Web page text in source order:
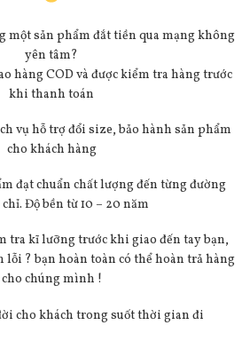
một sản phẩm đắt tiền qua mạng không
yên tâm?
hàng COD và được kiểm tra hàng trước
khi thanh toán
vụ hỗ trợ đổi size, bảo hành sản phẩm
cho khách hàng
đạt chuẩn chất lượng đến từng đường
Độ bền từ 10 – 20 năm
tra kĩ lưỡng trước khi giao đến tay bạn,
lỗi ? bạn hoàn toàn có thể hoàn trả hàng
cho chúng mình !
cho khách trong suốt thời gian đi